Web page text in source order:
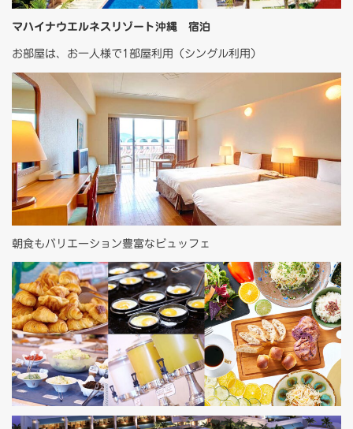
マハイナウエルネスリゾート沖縄 宿泊
お部屋は、お一人様で1部屋利用（シングル利用）
朝食もバリエーション豊富なビュッフェ